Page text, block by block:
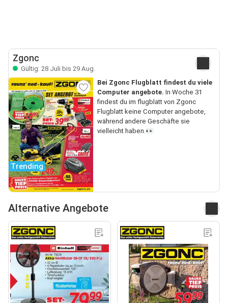
Zgonc
Gültig: 28 Juli bis 29 Aug.
Trending
Bei Zgonc Flugblatt findest du viele
Computer angebote. In Woche 31
findest du im flugblatt von Zgonc
Flugblatt keine Computer angebote,
während andere Geschäfte sie
vielleicht haben.👀
Alternative Angebote